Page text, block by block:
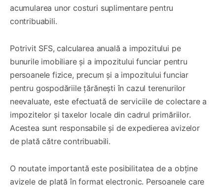
acumularea unor costuri suplimentare pentru
contribuabili.
Potrivit SFS, calcularea anuală a impozitului pe
bunurile imobiliare și a impozitului funciar pentru
persoanele fizice, precum și a impozitului funciar
pentru gospodăriile țărănești în cazul terenurilor
neevaluate, este efectuată de serviciile de colectare a
impozitelor și taxelor locale din cadrul primăriilor.
Acestea sunt responsabile și de expedierea avizelor
de plată către contribuabili.
O noutate importantă este posibilitatea de a obține
avizele de plată în format electronic. Persoanele care